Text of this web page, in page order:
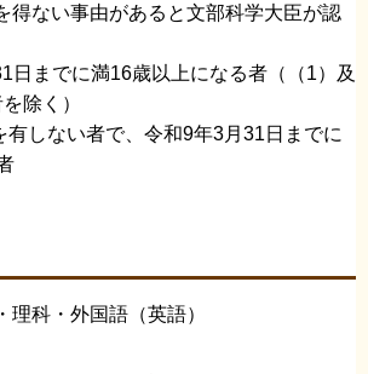
得ない事由があると文部科学大臣が認
日までに満16歳以上になる者（（1）及
除く）
有しない者で、令和9年3月31日までに
理科・外国語（英語）